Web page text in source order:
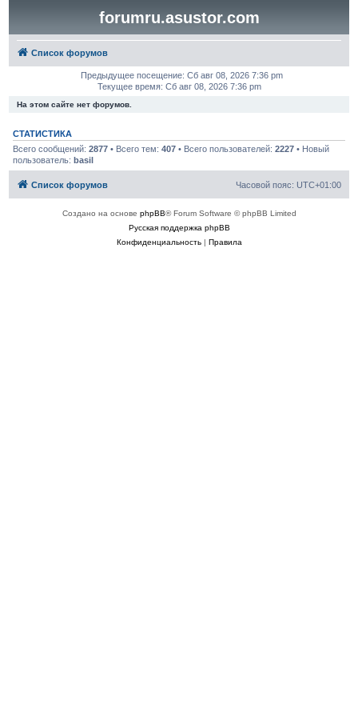
forumru.asustor.com
Список форумов
Предыдущее посещение: Сб авг 08, 2026 7:36 pm
Текущее время: Сб авг 08, 2026 7:36 pm
На этом сайте нет форумов.
СТАТИСТИКА
Всего сообщений: 2877• Всего тем: 407• Всего пользователей: 2227• Новый
пользователь: basil
Список форумов Часовой пояс: UTC+01:00
Создано на основе phpBB® Forum Software © phpBB Limited
Русская поддержка phpBB
Конфиденциальность| Правила